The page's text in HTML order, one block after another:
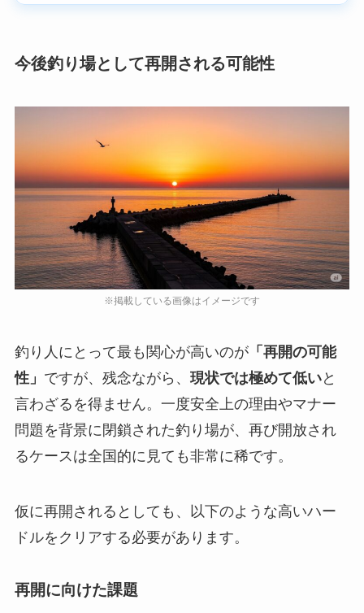
今後釣り場として再開される可能性
釣り人にとって最も関心が高いのが「再開の可能
性」 ですが、残念ながら、 現状では極めて低いと
言わざるを得ません。一度安全上の理由やマナー
問題を背景に閉鎖された釣り場が、再び開放され
るケースは全国的に見ても非常に稀です。
仮に再開されるとしても、以下のような高いハー
ドルをクリアする必要があります。
再開に向けた課題